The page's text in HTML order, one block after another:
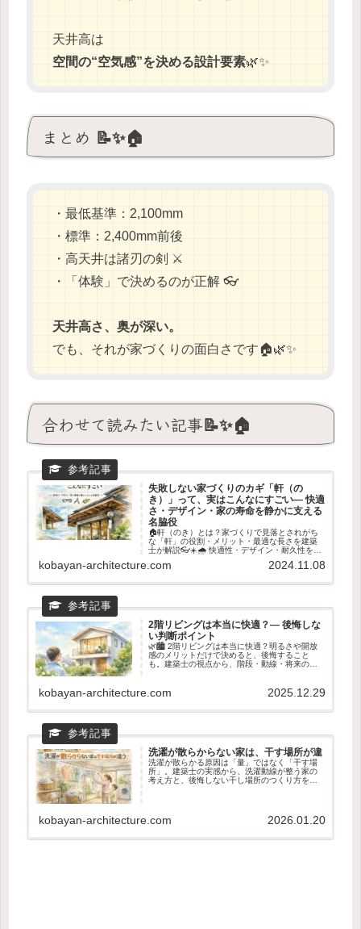
天井高は
空間の“空気感”を決める設計要素🌿✨
まとめ 📝✨🏠
・最低基準：2,100mm
・標準：2,400mm前後
・高天井は諸刃の剣 ⚔️
・「体験」で決めるのが正解 👓
天井高さ、奥が深い。
でも、それが家づくりの面白さです🏠🌿✨
合わせて読みたい記事📝✨🏠
失敗しない家づくりのカギ「軒（の
き）」って、実はこんなにすごい― 快適
さ・デザイン・家の寿命を静かに支える
名脇役
🏠軒（のき）とは？家づくりで見落とされがち
な「軒」の役割・メリット・最適な長さを建築
士が解説👓☀️🌧️ 快適性・デザイン・耐久性を高
kobayan-architecture.com 2024.11.08
2階リビングは本当に快適？― 後悔しな
い判断ポイント
🌿🏙️ 2階リビングは本当に快適？明るさや開放
感のメリットだけで決めると、後悔すること
も。建築士の視点から、階段・動線・将来の暮
kobayan-architecture.com 2025.12.29
洗濯が散らからない家は、干す場所が違
洗濯が散らかる原因は「量」ではなく「干す場
所」。建築士の実感から、洗濯動線が整う家の
考え方と、後悔しない干し場所のつくり方をや
kobayan-architecture.com 2026.01.20